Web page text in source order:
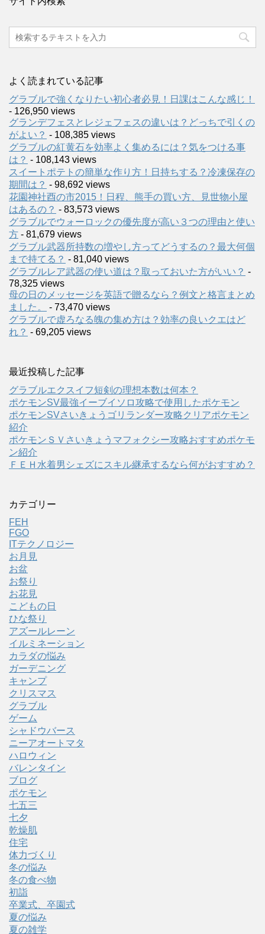
よく読まれている記事
グラブルで強くなりたい初心者必見！日課はこんな感じ！
- 126,950 views
グランデフェスとレジェフェスの違いは？どっちで引くの
がよい？ - 108,385 views
グラブルの紅黄石を効率よく集めるには？気をつける事
は？ - 108,143 views
スイートポテトの簡単な作り方！日持ちする？冷凍保存の
期間は？ - 98,692 views
花園神社酉の市2015！日程、熊手の買い方、見世物小屋
はあるの？ - 83,573 views
グラブルでウォーロックの優先度が高い３つの理由と使い
方 - 81,679 views
グラブル武器所持数の増やし方ってどうするの？最大何個
まで持てる？ - 81,040 views
グラブルレア武器の使い道は？取っておいた方がいい？ -
78,325 views
母の日のメッセージを英語で贈るなら？例文と格言まとめ
ました。
- 73,470 views
グラブルで虚ろなる魄の集め方は？効率の良いクエはど
れ？ - 69,205 views
最近投稿した記事
グラブルエクスイフ短剣の理想本数は何本？
ポケモンSV最強イーブイソロ攻略で使用したポケモン
ポケモンSVさいきょうゴリランダー攻略クリアポケモン
紹介
ポケモンＳＶさいきょうマフォクシー攻略おすすめポケモ
ン紹介
ＦＥＨ水着男シェズにスキル継承するなら何がおすすめ？
カテゴリー
FEH
FGO
ITテクノロジー
お月見
お盆
お祭り
お花見
こどもの日
ひな祭り
アズールレーン
イルミネーション
カラダの悩み
ガーデニング
キャンプ
クリスマス
グラブル
ゲーム
シャドウバース
ニーアオートマタ
ハロウィン
バレンタイン
ブログ
ポケモン
七五三
七夕
乾燥肌
住宅
体力づくり
冬の悩み
冬の食べ物
初詣
卒業式、卒園式
夏の悩み
夏の雑学